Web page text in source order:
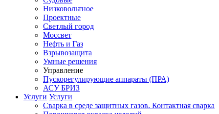
Низковольтное
Проектные
Светлый город
Моссвет
Нефть и Газ
Взрывозащита
Умные решения
Управление
Пускорегулирующие аппараты (ПРА)
АСУ БРИЗ
Услуги Услуги
Сварка в среде защитных газов. Контактная сварка